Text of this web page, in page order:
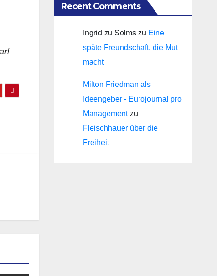
Recent Comments
Ingrid zu Solmszu Eine
späte Freundschaft, die Mut
macht
Milton Friedman als
Ideengeber - Eurojournal pro
Managementzu
Fleischhauer über die
Freiheit